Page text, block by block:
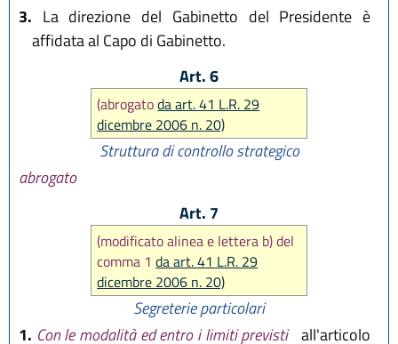
3. La direzione del Gabinetto del Presidente è
affidata al Capo di Gabinetto.
Art. 6
(abrogatoda art. 41 L.R. 29
dicembre 2006 n. 20)
Struttura di controllo strategico
abrogato
Art. 7
(modificato alinea e lettera b) del
comma 1da art. 41 L.R. 29
dicembre 2006 n. 20)
Segreterie particolari
1. Con le modalità ed entro i limiti previsti all'articolo